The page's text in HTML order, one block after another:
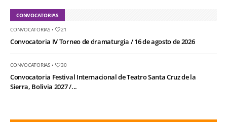
CONVOCATORIAS
CONVOCATORIAS• 21
Convocatoria IV Torneo de dramaturgia / 16 de agosto de 2026
CONVOCATORIAS• 30
Convocatoria Festival Internacional de Teatro Santa Cruz de la
Sierra, Bolivia 2027 /...